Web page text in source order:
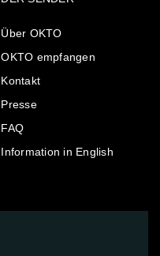
Über OKTO
OKTO empfangen
Kontakt
Presse
FAQ
Information in English